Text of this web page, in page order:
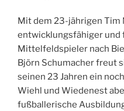
Mit dem 23-jährigen Tim
entwicklungsfähiger und
Mittelfeldspieler nach
Björn Schumacher freut
seinen 23 Jahren ein
Wiehl und Wiedenest
fußballerische